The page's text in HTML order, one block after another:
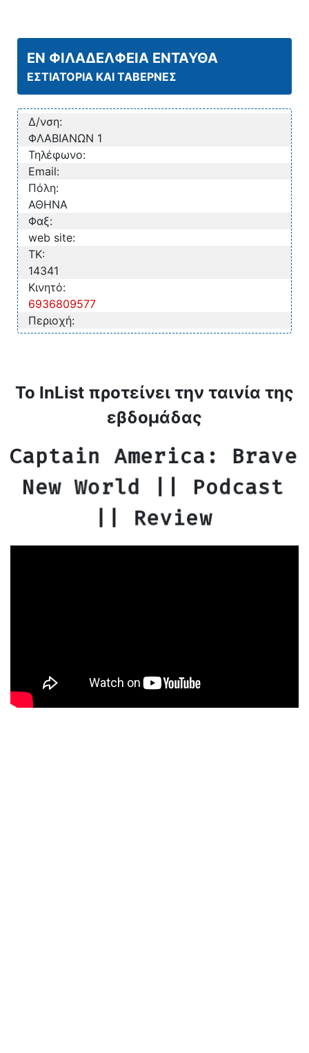
ΕΝ ΦΙΛΑΔΕΛΦΕΙΑ ΕΝΤΑΥΘΑ
ΕΣΤΙΑΤΟΡΙΑ ΚΑΙ ΤΑΒΕΡΝΕΣ
Δ/νση:
ΦΛΑΒΙΑΝΩΝ 1
Τηλέφωνο:
Email:
Πόλη:
ΑΘΗΝΑ
Φαξ:
web site:
TK:
14341
Κινητό:
6936809577
Περιοχή:
Το InList προτείνει την ταινία της
εβδομάδας
Captain America: Brave
New World || Podcast
|| Review